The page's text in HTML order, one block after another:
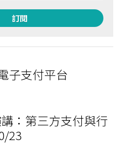
訂閱
子支付平台
：第三方支付與行
23